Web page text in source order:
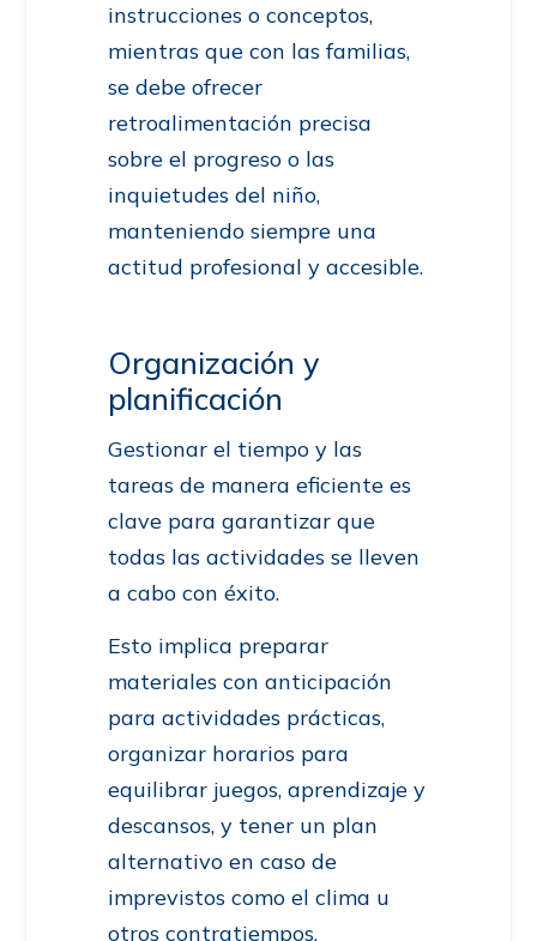
instrucciones o conceptos,
mientras que con las familias,
se debe ofrecer
retroalimentación precisa
sobre el progreso o las
inquietudes del niño,
manteniendo siempre una
actitud profesional y accesible.
Organización y
planificación
Gestionar el tiempo y las
tareas de manera eficiente es
clave para garantizar que
todas las actividades se lleven
a cabo con éxito.
Esto implica preparar
materiales con anticipación
para actividades prácticas,
organizar horarios para
equilibrar juegos, aprendizaje y
descansos, y tener un plan
alternativo en caso de
imprevistos como el clima u
otros contratiempos.